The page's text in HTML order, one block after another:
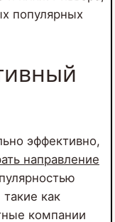
популярных
эффективно,
направление
как
компании